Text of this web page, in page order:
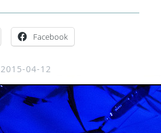
Facebook
2015-04-12